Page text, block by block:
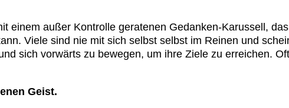
einem außer Kontrolle geratenen Gedanken-Karussell,
Viele sind nie mit sich selbst selbst im Reinen und
sich vorwärts zu bewegen, um ihre Ziele zu erreichen. Oft
Geist.